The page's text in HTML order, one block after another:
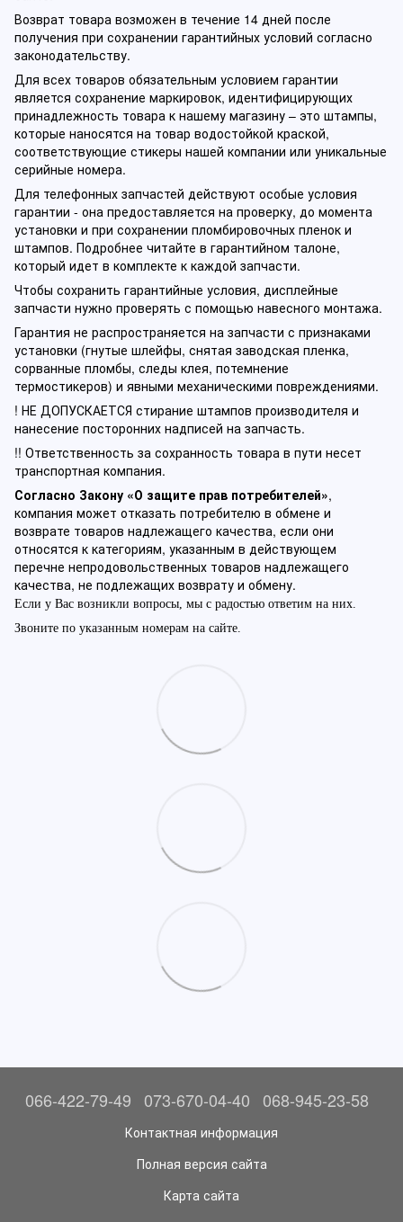
Возврат товара возможен в течение 14 дней после
получения при сохранении гарантийных условий согласно
законодательству.
Для всех товаров обязательным условием гарантии
является сохранение маркировок, идентифицирующих
принадлежность товара к нашему магазину – это штампы,
которые наносятся на товар водостойкой краской,
соответствующие стикеры нашей компании или уникальные
серийные номера.
Для телефонных запчастей действуют особые условия
гарантии - она предоставляется на проверку, до момента
установки и при сохранении пломбировочных пленок и
штампов. Подробнее читайте в гарантийном талоне,
который идет в комплекте к каждой запчасти.
Чтобы сохранить гарантийные условия, дисплейные
запчасти нужно проверять с помощью навесного монтажа.
Гарантия не распространяется на запчасти с признаками
установки (гнутые шлейфы, снятая заводская пленка,
сорванные пломбы, следы клея, потемнение
термостикеров) и явными механическими повреждениями.
! НЕ ДОПУСКАЕТСЯ стирание штампов производителя и
нанесение посторонних надписей на запчасть.
!! Ответственность за сохранность товара в пути несет
транспортная компания.
Согласно Закону «О защите прав потребителей»,
компания может отказать потребителю в обмене и
возврате товаров надлежащего качества, если они
относятся к категориям, указанным в действующем
перечне непродовольственных товаров надлежащего
качества, не подлежащих возврату и обмену.
Если у Вас возникли вопросы, мы с радостью ответим на них.
Звоните по указанным номерам на сайте.
066-422-79-49 073-670-04-40 068-945-23-58
Контактная информация
Полная версия сайта
Карта сайта